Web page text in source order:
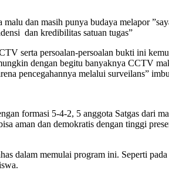
dan masih punya budaya melapor
dan kredibilitas satuan tugas”
serta persoalan-persoalan bukti ini
dengan begitu banyaknya CCTV
pencegahannya melalui surveilans”
formasi 5-4-2, 5 anggota Satgas dari
aman dan demokratis dengan tinggi
dalam memulai program ini. Seperti